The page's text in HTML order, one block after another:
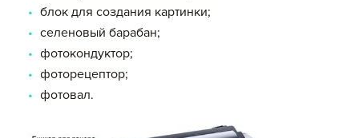
блок для создания картинки;
селеновый барабан;
фотокондуктор;
фоторецептор;
фотовал.